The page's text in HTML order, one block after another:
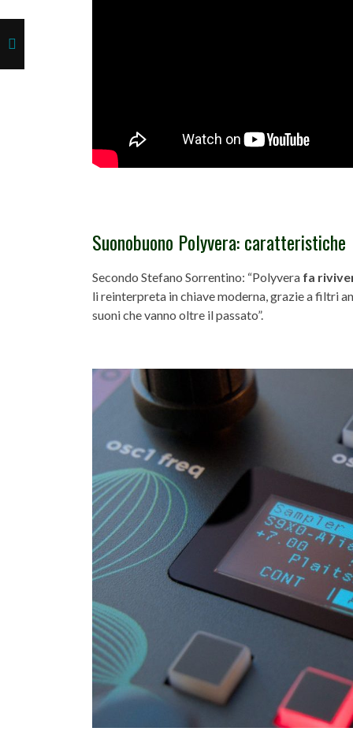
Suonobuono Polyvera: caratteristiche
Secondo Stefano Sorrentino: “Polyvera fa
li reinterpreta in chiave moderna, grazie a filtri
suoni che vanno oltre il passato”.